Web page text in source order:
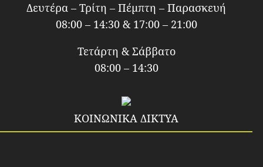
Δευτέρα – Τρίτη – Πέμπτη – Παρασκευή
08:00 – 14:30 & 17:00 – 21:00
Τετάρτη & Σάββατο
08:00 – 14:30
ΚΟΙΝΩΝΙΚΑ ΔΙΚΤΥΑ